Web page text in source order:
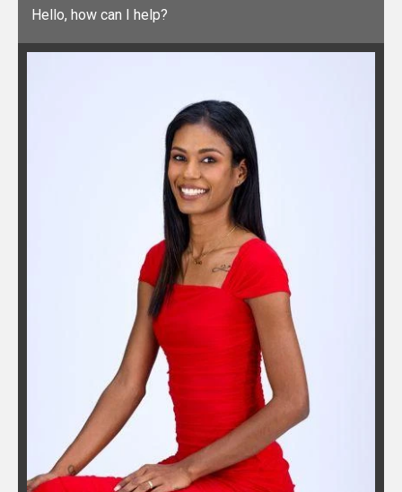
Hello, how can I help?